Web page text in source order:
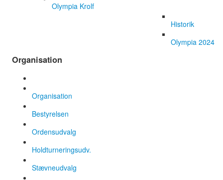
Olympia Krolf
Historik
Olympia 2024
Organisation
Organisation
Bestyrelsen
Ordensudvalg
Holdturneringsudv.
Stævneudvalg